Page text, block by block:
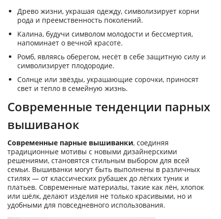
Древо жизни, украшая одежду, символизирует корни
рода и преемственность поколений.
Калина, будучи символом молодости и бессмертия,
напоминает о вечной красоте.
Ромб, являясь оберегом, несёт в себе защитную силу и
символизирует плодородие.
Солнце или звёзды, украшающие сорочки, приносят
свет и тепло в семейную жизнь.
Современные тенденции парных
вышиванок
Современные парные вышиванки, соединяя
традиционные мотивы с новыми дизайнерскими
решениями, становятся стильным выбором для всей
семьи. Вышиванки могут быть выполнены в различных
стилях — от классических рубашек до лёгких туник и
платьев. Современные материалы, такие как лён, хлопок
или шёлк, делают изделия не только красивыми, но и
удобными для повседневного использования.